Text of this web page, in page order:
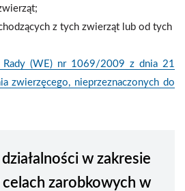
z tych zwierząt lub od tych
Rady (WE) nr 1069/2009 z dnia 21
zwierzęcego, nieprzeznaczonych do
w zakresie
zarobkowych w